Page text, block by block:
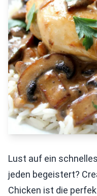
Lust auf ein
jeden begeistert?
Chicken ist die